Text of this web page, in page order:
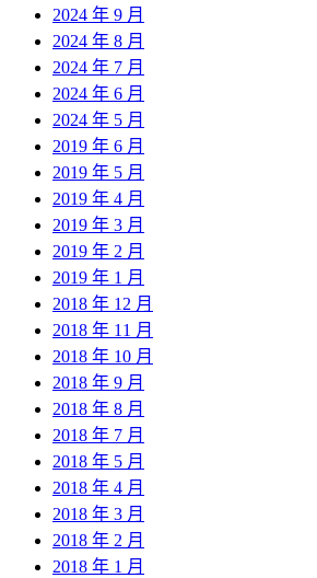
2024 年 9 月
2024 年 8 月
2024 年 7 月
2024 年 6 月
2024 年 5 月
2019 年 6 月
2019 年 5 月
2019 年 4 月
2019 年 3 月
2019 年 2 月
2019 年 1 月
2018 年 12 月
2018 年 11 月
2018 年 10 月
2018 年 9 月
2018 年 8 月
2018 年 7 月
2018 年 5 月
2018 年 4 月
2018 年 3 月
2018 年 2 月
2018 年 1 月